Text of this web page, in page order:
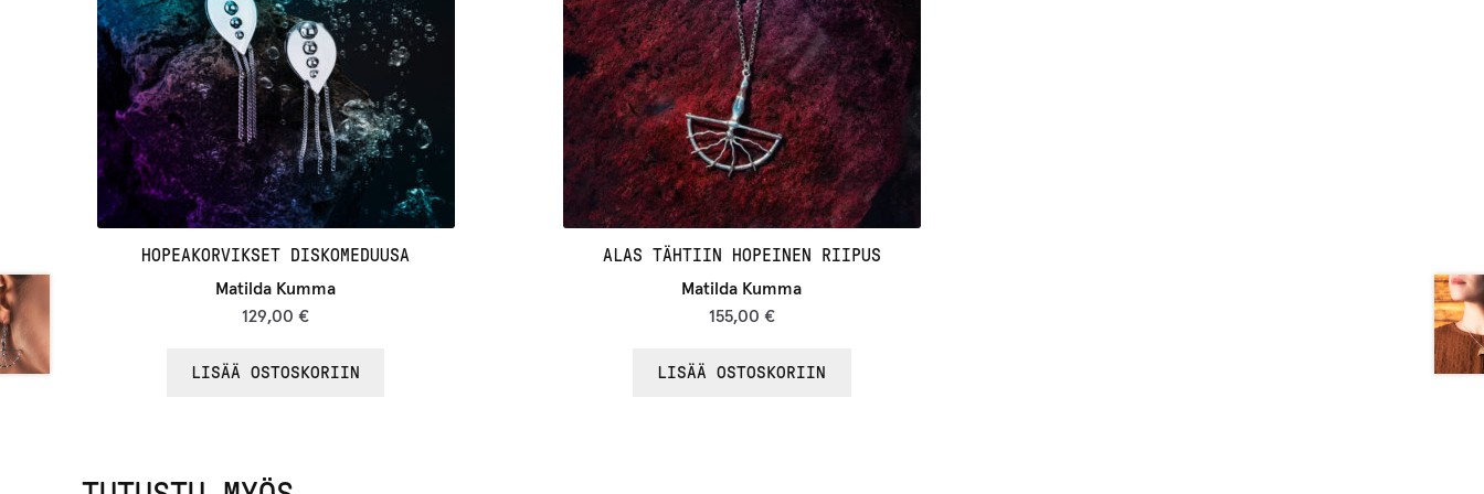
i
t
t
y
ä
k
s
e
s
ä
HOPEAKORVIKSET DISKOMEDUUSA
Matilda Kumma
129,00€
LISÄÄ OSTOSKORIIN
ALAS TÄHTIIN HOPEINEN RIIPUS
Matilda Kumma
155,00 €
LISÄÄ OSTOSKORIIN